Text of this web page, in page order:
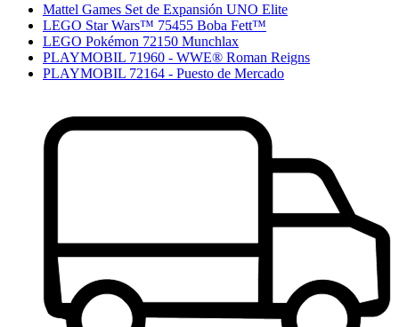
Mattel Games Set de Expansión UNO Elite
LEGO Star Wars™ 75455 Boba Fett™
LEGO Pokémon 72150 Munchlax
PLAYMOBIL 71960 - WWE® Roman Reigns
PLAYMOBIL 72164 - Puesto de Mercado